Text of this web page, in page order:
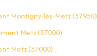
Montigny-lès-Metz (57950)
Metz (57000)
Metz (57000)